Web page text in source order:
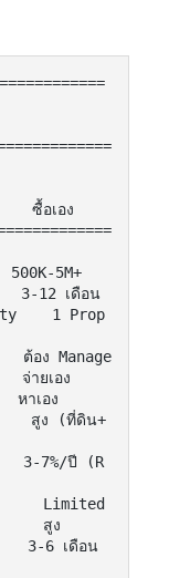
ซื้อเอง
5M+
12 เดือน
1 Prop
ต้อง Manage
ายเอง
าเอง
สูง (ที่ดิน+
3-7%/ปี (R
Limited
สูง
3-6 เดือน